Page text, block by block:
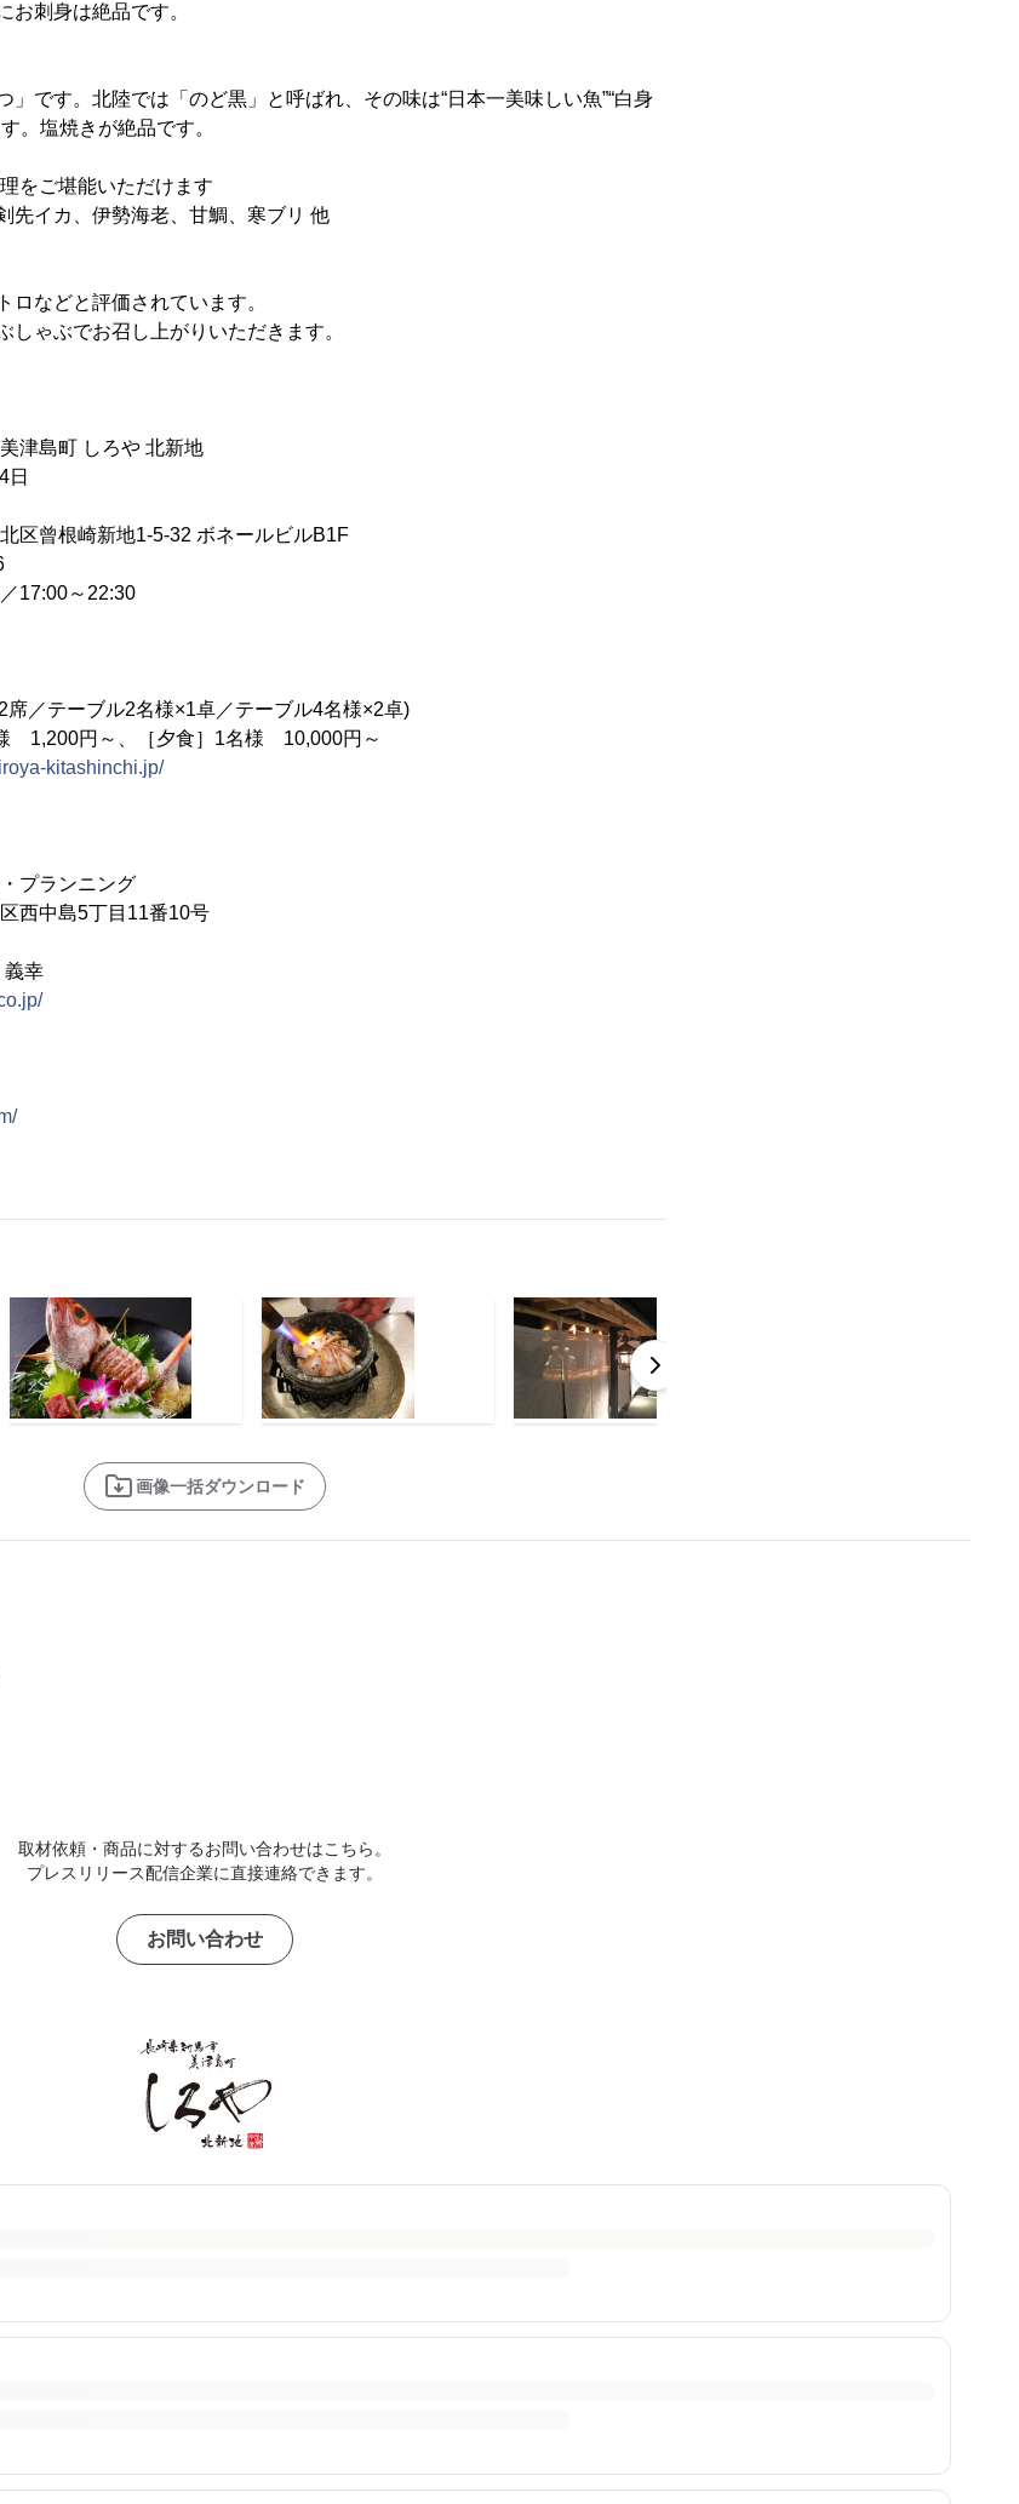
お刺身は絶品です。
」です。北陸では「のど黒」と呼ばれ、その味は“日本一美味しい魚”“白身
。塩焼きが絶品です。
をご堪能いただけます
先イカ、伊勢海老、甘鯛、寒ブリ 他
ロなどと評価されています。
しゃぶでお召し上がりいただきます。
島町 しろや 北新地
日
新地1-5-32 ボネールビルB1F
17:00～22:30
ル2名様×1卓／テーブル4名様×2卓)
円～、［夕食］1名様 10,000円～
kitashinchi.jp/
プランニング
西中島5丁目11番10号
幸
画像一括ダウンロード
取材依頼・商品に対するお問い合わせはこちら。
プレスリリース配信企業に直接連絡できます。
お問い合わせ